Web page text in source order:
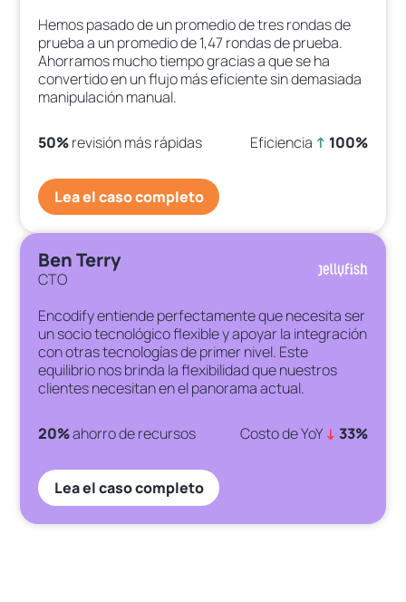
Hemos pasado de un promedio de tres rondas de
prueba a un promedio de 1,47 rondas de prueba.
Ahorramos mucho tiempo gracias a que se ha
convertido en un flujo más eficiente sin demasiada
manipulación manual.
50%revisión más rápidas Eficiencia ↑ 100%
Lea el caso completo
Ben Terry
CTO
Encodify entiende perfectamente que necesita ser
un socio tecnológico flexible y apoyar la integración
con otras tecnologías de primer nivel. Este
equilibrio nos brinda la flexibilidad que nuestros
clientes necesitan en el panorama actual.
20%ahorro de recursos Costo de YoY↓ 33%
Lea el caso completo